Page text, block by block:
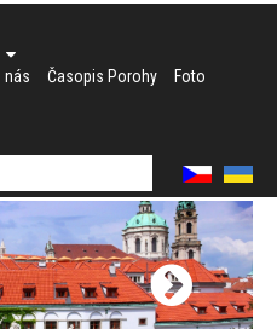
nás Časopis Porohy Foto